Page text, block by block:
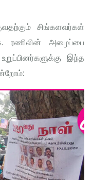
சிங்களவர்கள்
ரணிலின் அழைப்பை
இந்த